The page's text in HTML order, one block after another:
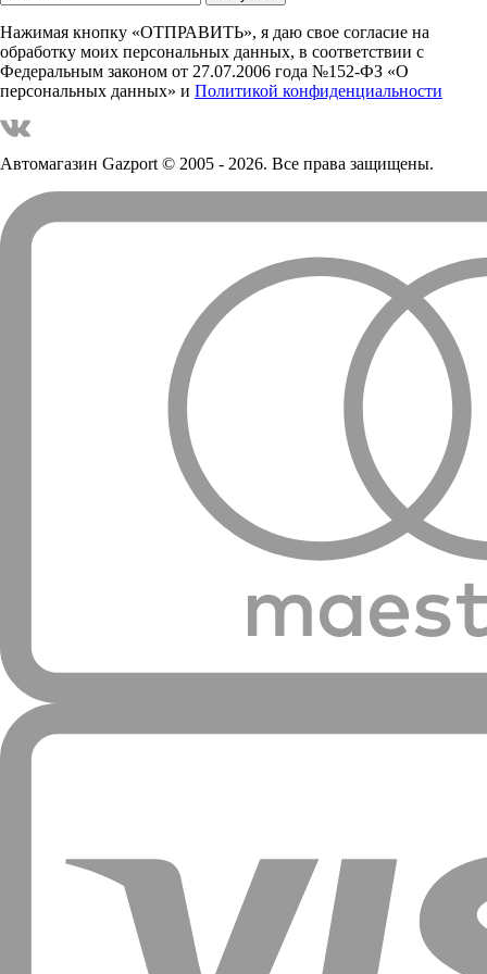
Нажимая кнопку «ОТПРАВИТЬ», я даю свое согласие на
обработку моих персональных данных, в соответствии с
Федеральным законом от 27.07.2006 года №152-ФЗ «О
персональных данных» и Политикой конфиденциальности
Автомагазин Gazport© 2005 - 2026. Все права защищены.